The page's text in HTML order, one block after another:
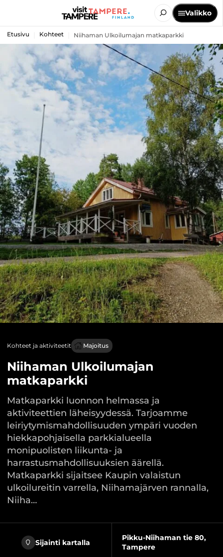
Valikko
Etusivu Kohteet Niihaman Ulkoilumajan matkaparkki
Kohteet ja aktiviteetit Majoitus
Niihaman Ulkoilumajan
matkaparkki
Matkaparkki luonnon helmassa ja
aktiviteettien läheisyydessä. Tarjoamme
leiriytymismahdollisuuden ympäri vuoden
hiekkapohjaisella parkkialueella
monipuolisten liikunta- ja
harrastusmahdollisuuksien äärellä.
Matkaparkki sijaitsee Kaupin valaistun
ulkoilureitin varrella, Niihamajärven rannalla,
Niiha…
Sijainti kartalla
Pikku-Niihaman tie 80,
Tampere